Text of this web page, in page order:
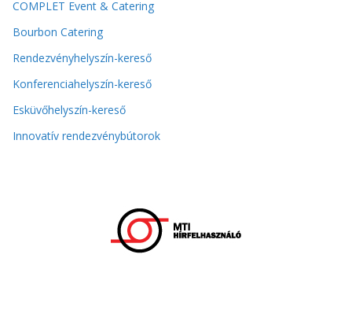
COMPLET Event & Catering
Bourbon Catering
Rendezvényhelyszín-kereső
Konferenciahelyszín-kereső
Esküvőhelyszín-kereső
Innovatív rendezvénybútorok